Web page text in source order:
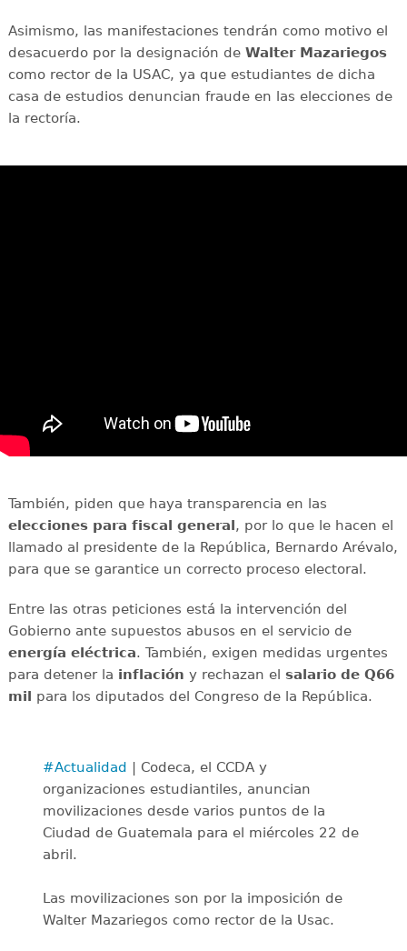
Asimismo, las manifestaciones tendrán como motivo el
desacuerdo por la designación de Walter Mazariegos
como rector de la USAC, ya que estudiantes de dicha
casa de estudios denuncian fraude en las elecciones de
la rectoría.
También, piden que haya transparencia en las
elecciones para fiscal general, por lo que le hacen el
llamado al presidente de la República, Bernardo Arévalo,
para que se garantice un correcto proceso electoral.
Entre las otras peticiones está la intervención del
Gobierno ante supuestos abusos en el servicio de
energía eléctrica. También, exigen medidas urgentes
para detener la inflación y rechazan el salario de Q66
mil para los diputados del Congreso de la República.
#Actualidad | Codeca, el CCDA y
organizaciones estudiantiles, anuncian
movilizaciones desde varios puntos de la
Ciudad de Guatemala para el miércoles 22 de
abril.
Las movilizaciones son por la imposición de
Walter Mazariegos como rector de la Usac.